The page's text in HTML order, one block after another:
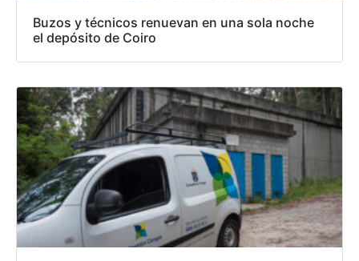
Buzos y técnicos renuevan en una sola noche
el depósito de Coiro